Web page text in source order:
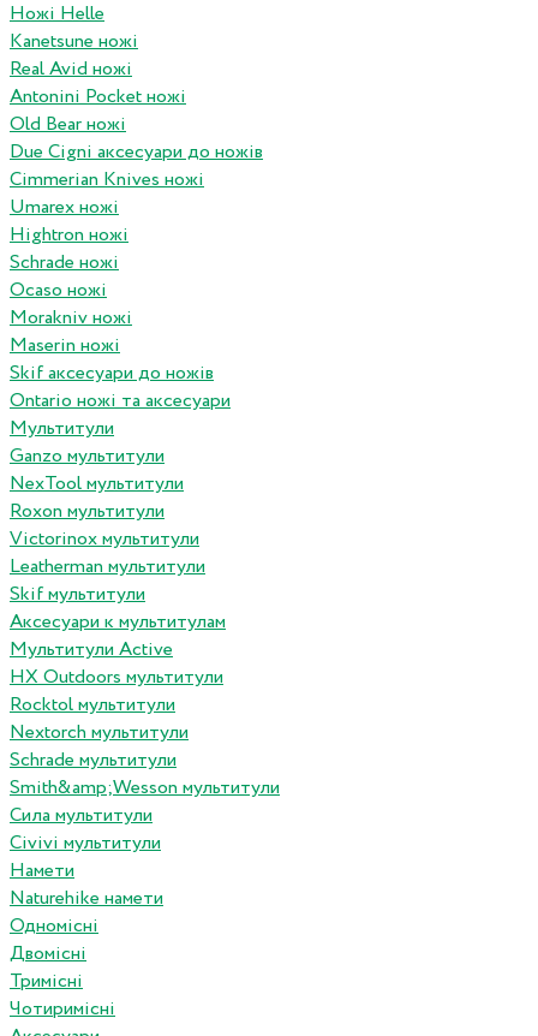
Ножі Helle
Kanetsune ножі
Real Avid ножі
Antonini Pocket ножі
Old Bear ножі
Due Cigni аксесуари до ножів
Cimmerian Knives ножі
Umarex ножі
Hightron ножі
Schrade ножі
Ocaso ножі
Morakniv ножі
Maserin ножі
Skif аксесуари до ножів
Ontario ножі та аксесуари
Мультитули
Ganzo мультитули
NexTool мультитули
Roxon мультитули
Victorinox мультитули
Leatherman мультитули
Skif мультитули
Аксесуари к мультитулам
Мультитули Active
HX Outdoors мультитули
Rocktol мультитули
Nextorch мультитули
Schrade мультитули
Smith&amp;Wesson мультитули
Сила мультитули
Civivi мультитули
Намети
Naturehike намети
Одномісні
Двомісні
Тримісні
Чотиримісні